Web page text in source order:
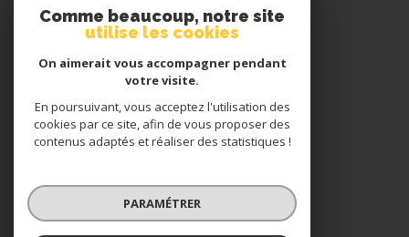
Nos honoraires
Cookies
© 2026 | Tous droits réservés
Comme beaucoup, notre site
utilise les cookies
On aimerait vous accompagner pendant
votre visite.
En poursuivant, vous acceptez l'utilisation des
cookies par ce site, afin de vous proposer des
contenus adaptés et réaliser des statistiques !
PARAMÉTRER